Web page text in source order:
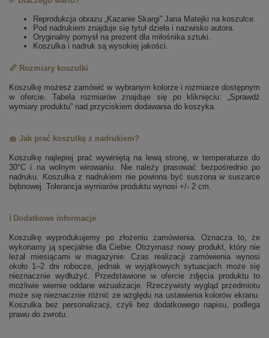
Reprodukcja obrazu „Kazanie Skargi” Jana Matejki na koszulce.
Pod nadrukiem znajduje się tytuł dzieła i nazwisko autora.
Oryginalny pomysł na prezent dla miłośnika sztuki.
Koszulka i nadruk są wysokiej jakości.
📏 Rozmiary koszulki
Koszulkę możesz zamówić w wybranym kolorze i rozmiarze dostępnym
w ofercie. Tabela rozmiarów znajduje się po kliknięciu: „Sprawdź
wymiary produktu” nad przyciskiem dodawania do koszyka.
🧺 Jak prać koszulkę z nadrukiem?
Koszulkę najlepiej prać wywiniętą na lewą stronę, w temperaturze do
30°C i na wolnym wirowaniu. Nie należy prasować bezpośrednio po
nadruku. Koszulka z nadrukiem nie powinna być suszona w suszarce
bębnowej. Tolerancja wymiarów produktu wynosi +/- 2 cm.
ℹ️ Dodatkowe informacje
Koszulkę wyprodukujemy po złożeniu zamówienia. Oznacza to, że
wykonamy ją specjalnie dla Ciebie. Otrzymasz nowy produkt, który nie
leżał miesiącami w magazynie. Czas realizacji zamówienia wynosi
około 1–2 dni robocze, jednak w wyjątkowych sytuacjach może się
nieznacznie wydłużyć. Przedstawione w ofercie zdjęcia produktu to
możliwie wiernie oddane wizualizacje. Rzeczywisty wygląd przedmiotu
może się nieznacznie różnić ze względu na ustawienia kolorów ekranu.
Koszulka bez personalizacji, czyli bez dodatkowego napisu, podlega
prawu do zwrotu.